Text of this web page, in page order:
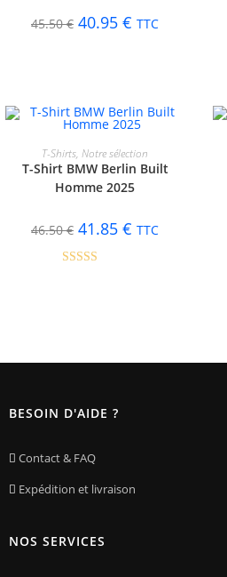
45.50€ 40.95 € TTC
-10%
CHOIX DES OPTIONS
T-Shirts, Notre sélection
T-Shirt BMW Berlin Built
Homme 2025
46.50€ 41.85 € TTC
BESOIN D'AIDE ?
Contact & FAQ
Expédition et livraison
NOS SERVICES